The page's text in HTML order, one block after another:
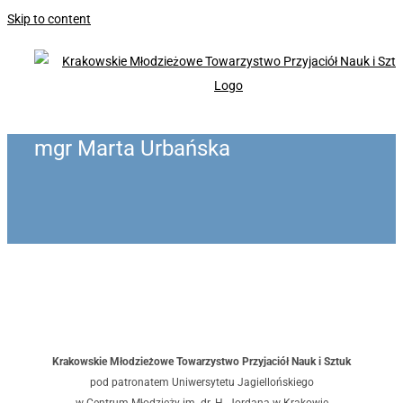
Skip to content
mgr Marta Urbańska
Krakowskie Młodzieżowe Towarzystwo Przyjaciół Nauk i Sztuk
pod patronatem Uniwersytetu Jagiellońskiego